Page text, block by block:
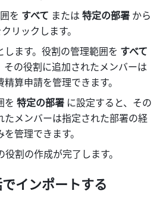
を すべて または 特定の部署 から
リックします。
します。役割の管理範囲を
その役割に追加されたメンバーは
算申請を管理できます。
を 特定の部署 に設定すると、その
たメンバーは指定された部署の経
管理できます。
割の作成が完了します。
インポートする